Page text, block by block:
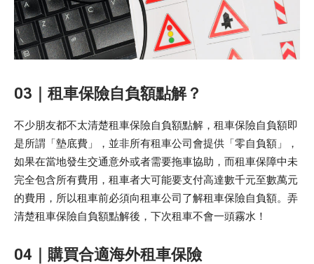
03｜租車保險自負額點解？
不少朋友都不太清楚租車保險自負額點解，租車保險自負額即
是所謂「墊底費」，並非所有租車公司會提供「零自負額」，
如果在當地發生交通意外或者需要拖車協助，而租車保障中未
完全包含所有費用，租車者大可能要支付高達數千元至數萬元
的費用，所以租車前必須向租車公司了解租車保險自負額。弄
清楚租車保險自負額點解後，下次租車不會一頭霧水！
04｜購買合適海外租車保險